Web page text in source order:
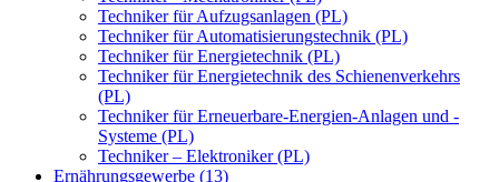
Techniker für Aufzugsanlagen (PL)
Techniker für Automatisierungstechnik (PL)
Techniker für Energietechnik (PL)
Techniker für Energietechnik des Schienenverkehrs
(PL)
Techniker für Erneuerbare-Energien-Anlagen und -
Systeme (PL)
Techniker – Elektroniker (PL)
Ernährungsgewerbe (13)